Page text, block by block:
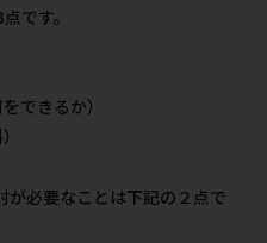
です。
できるか）
が必要なことは下記の２点で